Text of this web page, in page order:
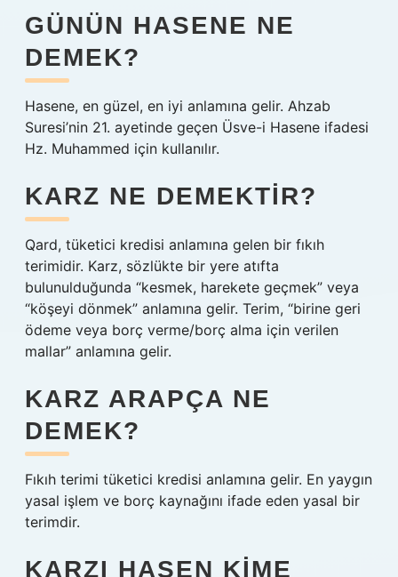
GÜNÜN HASENE NE
DEMEK?
Hasene, en güzel, en iyi anlamına gelir. Ahzab
Suresi’nin 21. ayetinde geçen Üsve-i Hasene ifadesi
Hz. Muhammed için kullanılır.
KARZ NE DEMEKTIR?
Qard, tüketici kredisi anlamına gelen bir fıkıh
terimidir. Karz, sözlükte bir yere atıfta
bulunulduğunda “kesmek, harekete geçmek” veya
“köşeyi dönmek” anlamına gelir. Terim, “birine geri
ödeme veya borç verme/borç alma için verilen
mallar” anlamına gelir.
KARZ ARAPÇA NE
DEMEK?
Fıkıh terimi tüketici kredisi anlamına gelir. En yaygın
yasal işlem ve borç kaynağını ifade eden yasal bir
terimdir.
KARZI HASEN KIME